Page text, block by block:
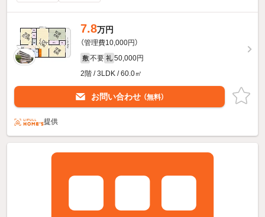
7.8万円
（管理費10,000円）
敷 不要 礼 50,000円
2階 / 3LDK / 60.0㎡
お問い合わせ （無料）
提供